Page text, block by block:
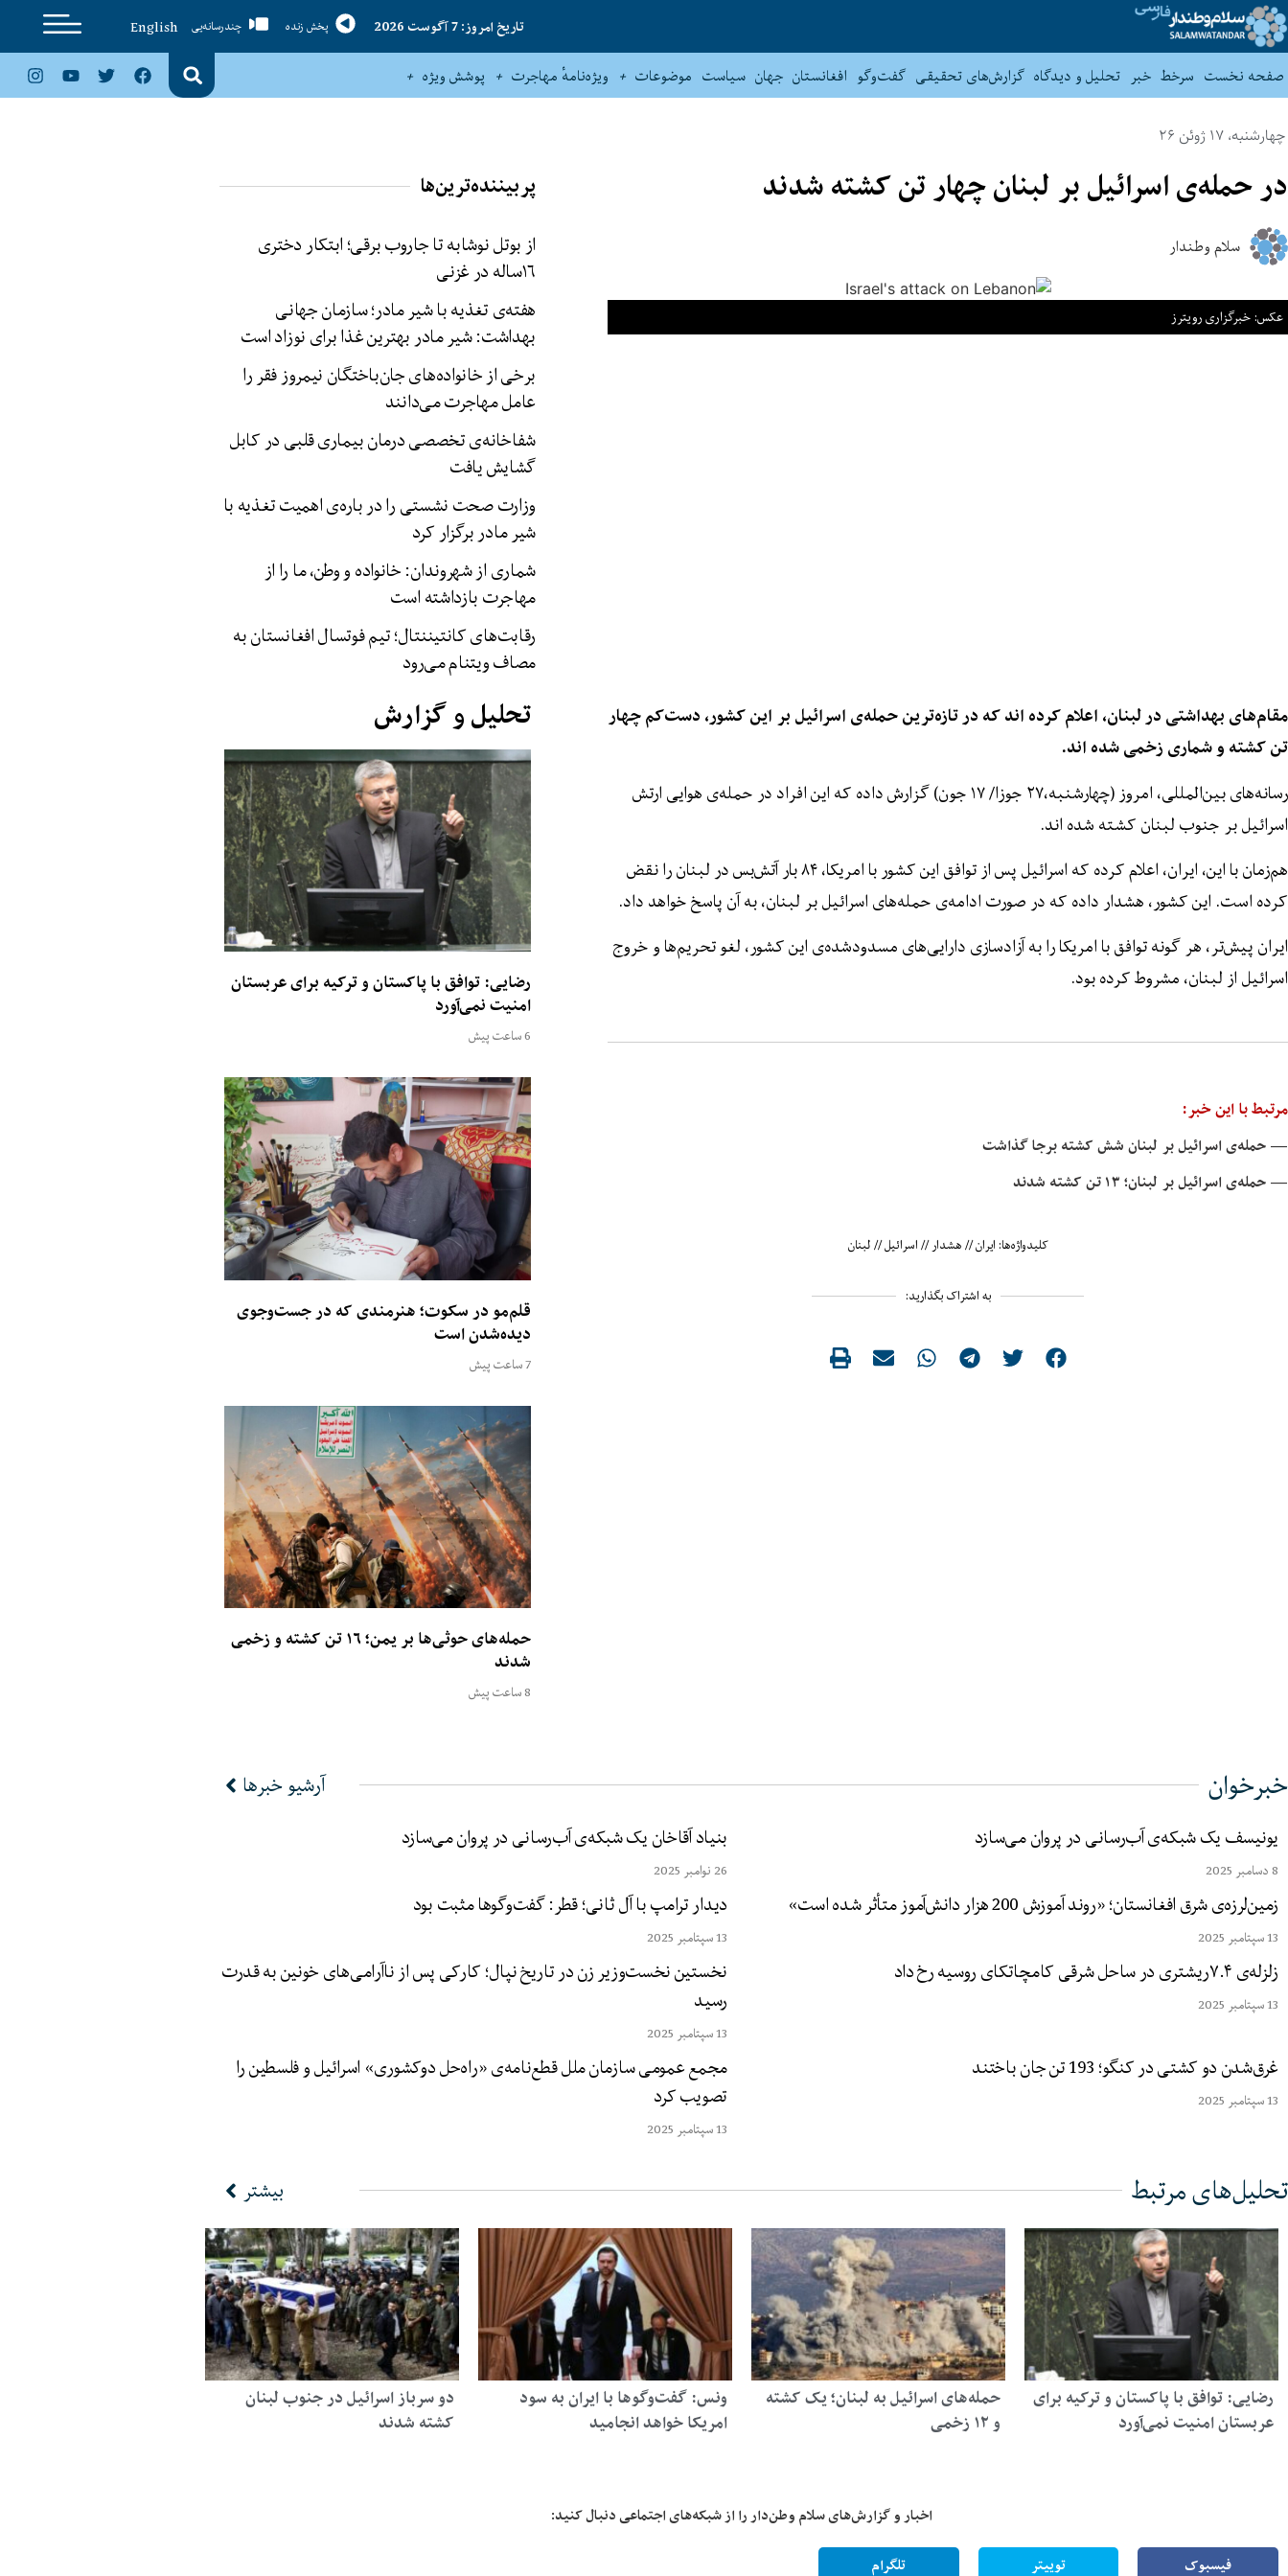
تاریخ امروز: 7 آگوست 2026 پخش زنده چندرسانه‌یی
English
صفحه نخست سرخط خبر تحلیل و دیدگاه گزارش‌های تحقیقی گفت‌وگو افغانستان جهان سیاست موضوعات ویژه‌نامهٔ مهاجرت پوشش ویژه
چهارشنبه، 17 ژوئن 26
در حمله‌ی اسرائیل بر لبنان چهار تن کشته شدند
سلام وطندار
عکس: خبرگزاری رویترز
پربیننده‌ترین‌ها
از بوتل نوشابه تا جاروب برقی؛ ابتکار دختری
۱۶‌ساله در غزنی
هفته‌ی تغذیه با شیر مادر؛ سازمان جهانی
بهداشت: شیر مادر بهترین غذا برای نوزاد است
برخی از خانواده‌های جان‌باختگان نیمروز فقر را
عامل مهاجرت می‌دانند
شفاخانه‌ی تخصصی درمان بیماری‌ قلبی در کابل
گشایش یافت
وزارت صحت نشستی را در باره‌ی اهمیت تغذیه با
شیر مادر برگزار کرد
شماری از شهروندان: خانواده و وطن، ما را از
مهاجرت بازداشته است
رقابت‌های کانتیننتال؛ تیم فوتسال افغانستان به
مصاف ویتنام می‌رود
مقام‌های بهداشتی در لبنان، اعلام کرده اند که در تازه‎‌ترین حمله‌ی اسرائیل بر این کشور، دست‌کم چهار
تن کشته و شماری زخمی شده اند.
رسانه‌های بین‌المللی، امروز (چهارشنبه،۲۷ جوزا/ ۱۷ جون) گزارش داده که این افراد در حمله‌ی هوایی ارتش
اسرائیل بر جنوب لبنان کشته شده اند.
هم‌زمان با این، ایران، اعلام کرده که اسرائیل پس از توافق این کشور با امریکا، ۸۴ بار آتش‌بس در لبنان را نقض
کرده است. این کشور، هشدار داده که در صورت ادامه‌ی حمله‌های اسرائیل بر لبنان، به آن پاسخ خواهد داد.
ایران پیش‌تر، هر گونه توافق با امریکا را به آزادسازی دارایی‌های مسدود‌شده‌ی این کشور، لغو تحریم‌ها و خروج
اسرائیل از لبنان، مشروط کرده بود.
مرتبط با این خبر:
— حمله‌ی اسرائیل بر لبنان شش کشته برجا گذاشت
— حمله‌ی اسرائیل بر لبنان؛ ۱۳ تن کشته شدند
کلیدواژه‌ها: ایران//هشدار//اسرائیل//لبنان
به اشتراک بگذارید:
تحلیل و گزارش
رضایی: توافق با پاکستان و ترکیه برای عربستان
امنیت نمی‌آورد
6 ساعت پیش
قلم‌مو در سکوت؛ هنرمندی که در جست‌وجوی
دیده‌شدن است
7 ساعت پیش
حمله‌های حوثی‌ها بر یمن؛ ۱۶ تن کشته و زخمی
شدند
8 ساعت پیش
خبرخوان آرشیو خبرها
یونیسف یک شبکه‌ی آب‌رسانی در پروان می‌سازد
8 دسامبر 2025
بنیاد آقاخان یک شبکه‌ی آب‌رسانی در پروان می‌سازد
26 نوامبر 2025
زمین‌لرزه‌ی شرق افغانستان؛ «روند آموزش 200 هزار دانش‌آموز متأثر شده است»
13 سپتامبر 2025
دیدار ترامپ با آل ثانی؛ قطر: گفت‌وگوها مثبت بود
13 سپتامبر 2025
زلزله‌ی ۷.۴ریشتری در ساحل شرقی کامچاتکای روسیه رخ داد
13 سپتامبر 2025
نخستین نخست‌وزیر زن در تاریخ نپال؛ کارکی پس از ناآرامی‌های خونین به قدرت
رسید
13 سپتامبر 2025
غرق‌شدن دو کشتی در کنگو؛ 193 تن جان باختند
13 سپتامبر 2025
مجمع عمومی سازمان ملل قطع‌نامه‌ی «راه‌حل دوکشوری» اسرائیل و فلسطین را
تصویب کرد
13 سپتامبر 2025
تحلیل‌های مرتبط بیشتر
رضایی: توافق با پاکستان و ترکیه برای
عربستان امنیت نمی‌آورد
حمله‌های اسرائیل به لبنان؛ یک کشته
و ۱۲ زخمی
ونس: گفت‌وگوها با ایران به سود
امریکا خواهد انجامید
دو سرباز اسرائیل در جنوب لبنان
کشته شدند
اخبار و گزارش‌های سلام وطن‌دار را از شبکه‌های اجتماعی دنبال کنید:
فیسبوک
توییتر تلگرام